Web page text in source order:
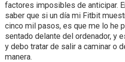
factores imposibles de anticipar.
saber que si un día mi Fitbit
cinco mil pasos, es que me lo he
sentado delante del ordenador, y
y debo tratar de salir a caminar o
manera.